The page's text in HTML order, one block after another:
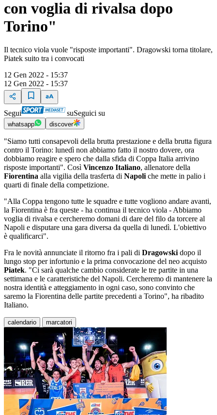
con voglia di rivalsa dopo
Torino"
Il tecnico viola vuole "risposte importanti". Dragowski torna titolare,
Piatek suito tra i convocati
12 Gen 2022 - 15:37
12 Gen 2022 - 15:37
Segui suSeguici su
whatsapp discover
"Siamo tutti consapevoli della brutta prestazione e della brutta figura
contro il Torino: lunedì non abbiamo fatto il nostro dovere, ora
dobbiamo reagire e spero che dalla sfida di Coppa Italia arrivino
risposte importanti". Così Vincenzo Italiano, allenatore della
Fiorentina alla vigilia della trasferta di Napoli che mette in palio i
quarti di finale della competizione.
"Alla Coppa tengono tutte le squadre e tutte vogliono andare avanti,
la Fiorentina è fra queste - ha continua il tecnico viola - Abbiamo
voglia di rivalsa e cercheremo domani di dare del filo da torcere al
Napoli e disputare una gara diversa da quella di lunedì. L'obiettivo
è qualificarci".
Fra le novità annunciate il ritorno fra i pali di Dragowski dopo il
lungo stop per infortunio e la prima convocazione del neo acquisto
Piatek. "Ci sarà qualche cambio considerate le tre partite in una
settimana e le caratteristiche del Napoli. Cercheremo di mantenere la
nostra identità e atteggiamento in ogni caso, sono convinto che
saremo la Fiorentina delle partite precedenti a Torino", ha ribadito
Italiano.
calendario marcatori